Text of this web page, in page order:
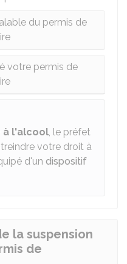
du permis de
votre permis de
à l'alcool, le préfet
votre droit à
d'un dispositif
la suspension
de